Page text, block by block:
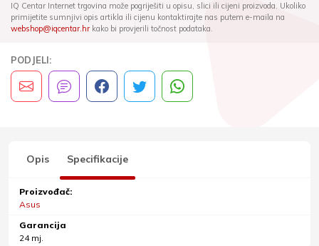
IQ Centar Internet trgovina može pogriješiti u opisu, slici ili cijeni proizvoda. Ukoliko
primijetite sumnjivi opis artikla ili cijenu kontaktirajte nas putem e-maila na
webshop@iqcentar.hrkako bi provjerili točnost podataka.
PODJELI:
Opis Specifikacije
Proizvođač:
Asus
Garancija
24 mj.